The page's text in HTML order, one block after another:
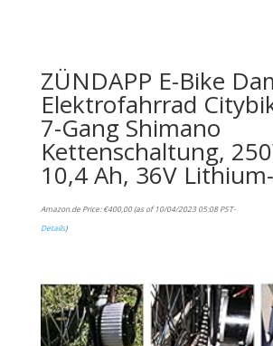
ZÜNDAPP E-Bike
Elektrofahrrad
7-Gang Shimano
Kettenschaltung,
10,4 Ah, 36V
Amazon.de Price:€400,00(as of 10/04/2023 05:08 PST-
Details)